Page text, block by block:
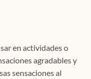
en actividades o
agradables y
sensaciones al